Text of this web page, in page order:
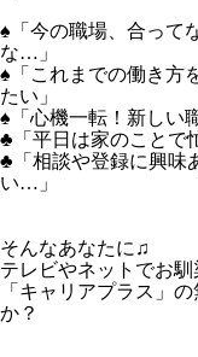
♠「今の職場、合って
な…」
♠「これまでの働き方
たい」
♠「心機一転！新しい
♣「平日は家のことで
♣「相談や登録に興味
い…」
そんなあなたに♫
テレビやネットでお
「キャリアプラス」
か？